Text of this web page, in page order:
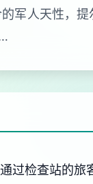
军人天性，
过检查站的